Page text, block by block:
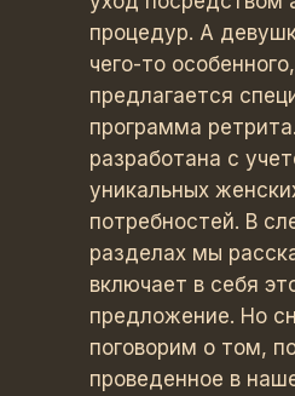
процедур. А
чего-то особенного,
предлагается
программа
разработана с
уникальных
потребностей. В
разделах мы
включает в себя
предложение. Но
поговорим о том,
проведенное в